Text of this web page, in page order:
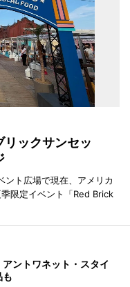
ックサンセッ
ント広場で現在、アメリカ
限定イベント「Red Brick
ントワネット・スタイ